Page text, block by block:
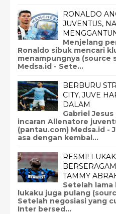
RONALDO
JUVENTUS,
Menjelang
Ronaldo sibuk mencari
menampungnya (source
Medsa.id - Sete...
BERBURU
CITY, JUVE
DALAM
Gabriel
incaran Allenatore
(pantau.com) Medsa.id -
asa dengan kembal...
RESMI!
TAMMY
Setelah
lukaku juga pulang
Setelah negosiasi yang
Inter bersed...